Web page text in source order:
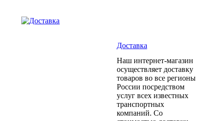
Доставка
Наш интернет-магазин
осуществляет доставку
товаров во все регионы
России посредством
услуг всех известных
транспортных
компаний. Со